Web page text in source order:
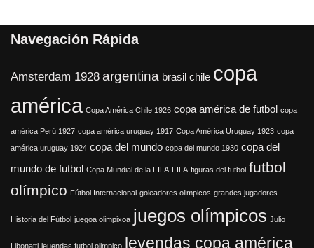
Navegación Rápida
Amsterdam 1928 argentina brasil chile copa
américa Copa América Chile 1926 copa américa de futbol copa
américa Perú 1927 copa américa uruguay 1917 Copa América Uruguay 1923 copa
américa uruguay 1924 copa del mundo copa del mundo 1930 copa del
mundo de futbol Copa Mundial de la FIFA FIFA figuras del futbol futbol
olímpico Fútbol Internacional goleadores olimpicos grandes jugadores
Historia del Fútbol juegoa olimpixoa juegos olímpicos Julio
Libonatti leuendas futbol olimpico leyendas copa américa